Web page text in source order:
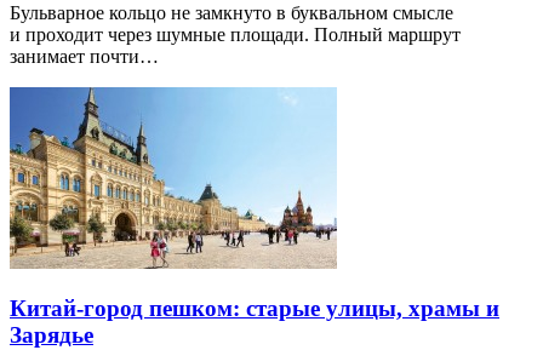
Бульварное кольцо не замкнуто в буквальном смысле
и проходит через шумные площади. Полный маршрут
занимает почти…
Китай-город пешком: старые улицы, храмы и
Зарядье